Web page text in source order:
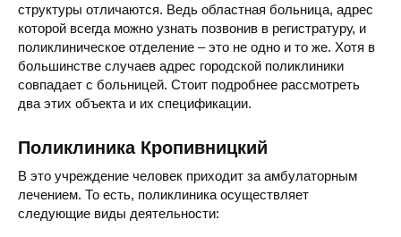
структуры отличаются. Ведь областная больница, адрес
которой всегда можно узнать позвонив в регистратуру, и
поликлиническое отделение – это не одно и то же. Хотя в
большинстве случаев адрес городской поликлиники
совпадает с больницей. Стоит подробнее рассмотреть
два этих объекта и их спецификации.
Поликлиника Кропивницкий
В это учреждение человек приходит за амбулаторным
лечением. То есть, поликлиника осуществляет
следующие виды деятельности: